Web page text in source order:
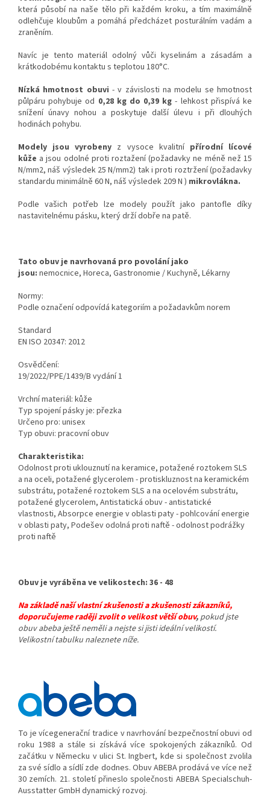
která působí na naše tělo při každém kroku, a tím maximálně
odlehčuje kloubům a pomáhá předcházet posturálním vadám a
zraněním.
Navíc je tento materiál odolný vůči kyselinám a zásadám a
krátkodobému kontaktu s teplotou 180°C.
Nízká hmotnost obuvi - v závislosti na modelu se hmotnost
půlpáru pohybuje od 0,28 kg do 0,39 kg - lehkost přispívá ke
snížení únavy nohou a poskytuje další úlevu i při dlouhých
hodinách pohybu.
Modely jsou vyrobeny z vysoce kvalitní přírodní lícové
kůže a jsou odolné proti roztažení (požadavky ne méně než 15
N/mm2, náš výsledek 25 N/mm2) tak i proti roztržení (požadavky
standardu minimálně 60 N, náš výsledek 209 N ) mikrovlákna.
Podle vašich potřeb lze modely použít jako pantofle díky
nastavitelnému pásku, který drží dobře na patě.
Tato obuv je navrhovaná pro povolání jako
jsou: nemocnice, Horeca, Gastronomie / Kuchyně, Lékarny
Normy:
Podle označení odpovídá kategoriím a požadavkům norem
Standard
EN ISO 20347: 2012
Osvědčení:
19/2022/PPE/1439/B vydání 1
Vrchní materiál: kůže
Typ spojení pásky je: přezka
Určeno pro: unisex
Typ obuvi: pracovní obuv
Charakteristika:
Odolnost proti uklouznutí na keramice, potažené roztokem SLS
a na oceli, potažené glycerolem - protiskluznost na keramickém
substrátu, potažené roztokem SLS a na ocelovém substrátu,
potažené glycerolem, Antistatická obuv - antistatické
vlastnosti, Absorpce energie v oblasti paty - pohlcování energie
v oblasti paty, Podešev odolná proti naftě - odolnost podrážky
proti naftě
Obuv je vyráběna ve velikostech: 36 - 48
Na základě naší vlastní zkušenosti a zkušenosti zákazníků,
doporučujeme raději zvolit o velikost větší obuv,pokud jste
obuv abeba ještě neměli a nejste si jisti ideální velikostí.
Velikostní tabulku naleznete níže.
To je vícegenerační tradice v navrhování bezpečnostní obuvi od
roku 1988 a stále si získává více spokojených zákazníků. Od
začátku v Německu v ulici St. Ingbert, kde si společnost zvolila
za své sídlo a sídlí zde dodnes. Obuv ABEBA prodává ve více než
30 zemích. 21. století přineslo společnosti ABEBA Specialschuh-
Ausstatter GmbH dynamický rozvoj.